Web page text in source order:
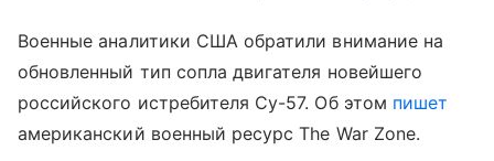
Военные аналитики США обратили внимание на
обновленный тип сопла двигателя новейшего
российского истребителя Су-57. Об этом пишет
американский военный ресурс The War Zone.